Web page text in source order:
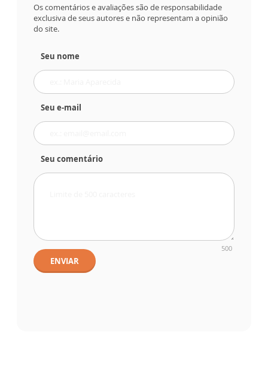
Os comentários e avaliações são de responsabilidade
exclusiva de seus autores e não representam a opinião
do site.
Seu nome
Seu e-mail
Seu comentário
500
ENVIAR